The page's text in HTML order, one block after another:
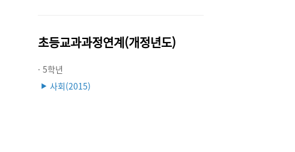
초등교과과정연계(개정년도)
· 5학년
▶ 사회(2015)